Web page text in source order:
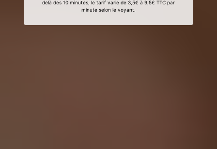
delà des 10 minutes, le tarif varie de 3,5€ à 9,5€ TTC par
minute selon le voyant.